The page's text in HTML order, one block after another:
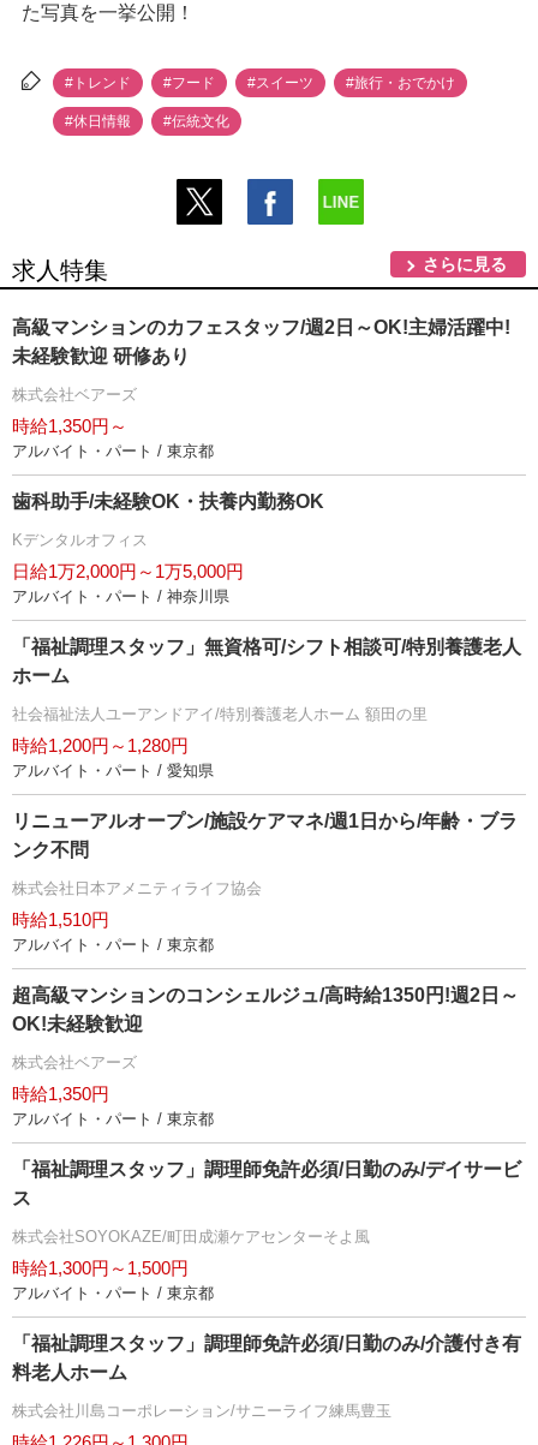
た写真を一挙公開！
#トレンド #フード #スイーツ #旅行・おでかけ
#休日情報 #伝統文化
求人特集 さらに見る
高級マンションのカフェスタッフ/週2日～OK!主婦活躍中!
未経験歓迎 研修あり
株式会社ベアーズ
時給1,350円～
アルバイト・パート / 東京都
歯科助手/未経験OK・扶養内勤務OK
Kデンタルオフィス
日給1万2,000円～1万5,000円
アルバイト・パート / 神奈川県
「福祉調理スタッフ」無資格可/シフト相談可/特別養護老人
ホーム
社会福祉法人ユーアンドアイ/特別養護老人ホーム 額田の里
時給1,200円～1,280円
アルバイト・パート / 愛知県
リニューアルオープン/施設ケアマネ/週1日から/年齢・ブラ
ンク不問
株式会社日本アメニティライフ協会
時給1,510円
アルバイト・パート / 東京都
超高級マンションのコンシェルジュ/高時給1350円!週2日～
OK!未経験歓迎
株式会社ベアーズ
時給1,350円
アルバイト・パート / 東京都
「福祉調理スタッフ」調理師免許必須/日勤のみ/デイサービ
ス
株式会社SOYOKAZE/町田成瀬ケアセンターそよ風
時給1,300円～1,500円
アルバイト・パート / 東京都
「福祉調理スタッフ」調理師免許必須/日勤のみ/介護付き有
料老人ホーム
株式会社川島コーポレーション/サニーライフ練馬豊玉